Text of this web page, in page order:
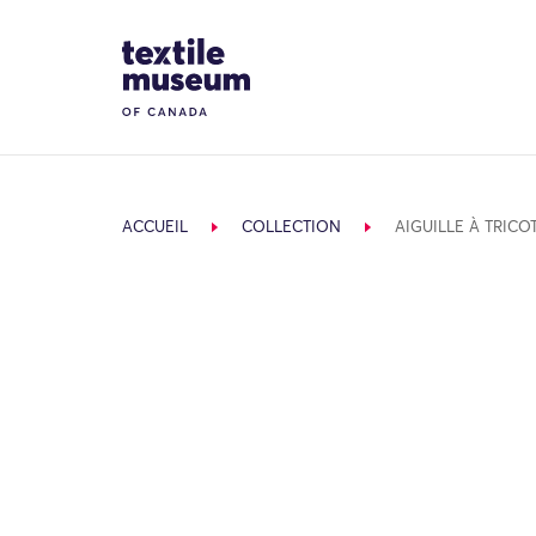
Site Logo
ACCUEIL COLLECTION AIGUILLE À